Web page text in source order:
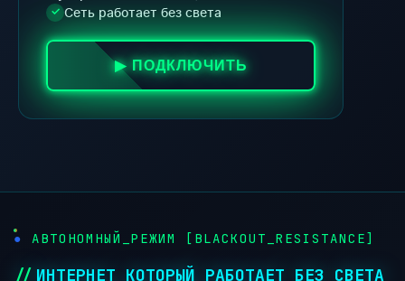
✓ Сеть работает без света
▶ ПОДКЛЮЧИТЬ
АВТОНОМНЫЙ_РЕЖИМ [BLACKOUT_RESISTANCE]
ИНТЕРНЕТ КОТОРЫЙ РАБОТАЕТ БЕЗ СВЕТА